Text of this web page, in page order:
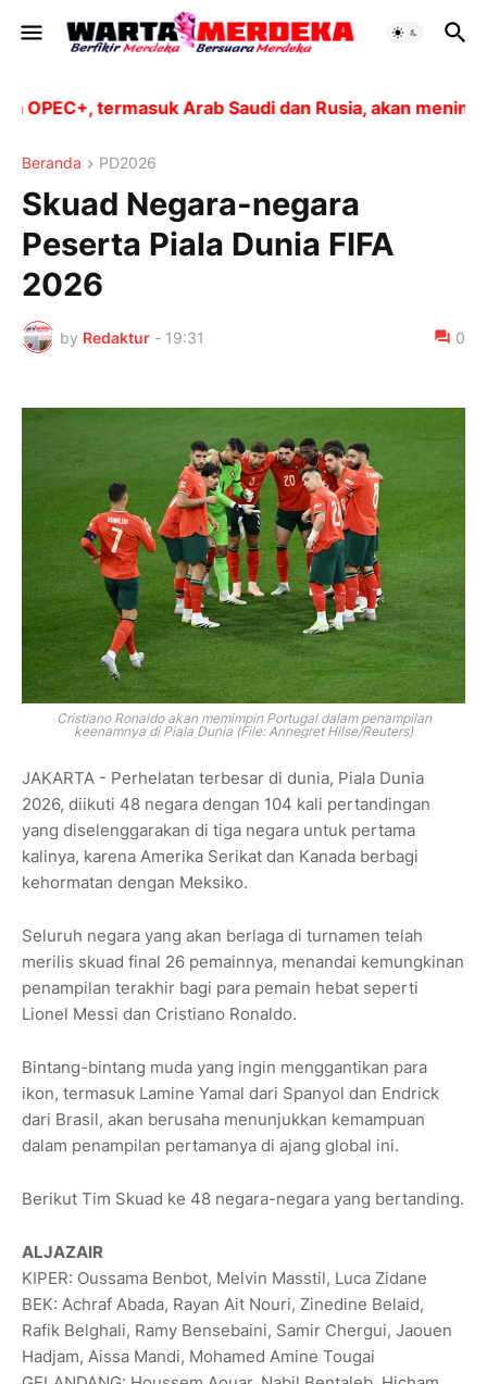
termasuk Arab Saudi dan Rusia, akan meningkatkan
Beranda PD2026
Skuad Negara-negara
Peserta Piala Dunia FIFA
2026
by Redaktur - 19:31 0
Cristiano Ronaldo akan memimpin Portugal dalam penampilan
keenamnya di Piala Dunia (File: Annegret Hilse/Reuters)
JAKARTA - Perhelatan terbesar di dunia, Piala Dunia
2026, diikuti 48 negara dengan 104 kali pertandingan
yang diselenggarakan di tiga negara untuk pertama
kalinya, karena Amerika Serikat dan Kanada berbagi
kehormatan dengan Meksiko.
Seluruh negara yang akan berlaga di turnamen telah
merilis skuad final 26 pemainnya, menandai kemungkinan
penampilan terakhir bagi para pemain hebat seperti
Lionel Messi dan Cristiano Ronaldo.
Bintang-bintang muda yang ingin menggantikan para
ikon, termasuk Lamine Yamal dari Spanyol dan Endrick
dari Brasil, akan berusaha menunjukkan kemampuan
dalam penampilan pertamanya di ajang global ini.
Berikut Tim Skuad ke 48 negara-negara yang bertanding.
ALJAZAIR
KIPER: Oussama Benbot, Melvin Masstil, Luca Zidane
BEK: Achraf Abada, Rayan Ait Nouri, Zinedine Belaid,
Rafik Belghali, Ramy ‌Bensebaini, Samir Chergui, Jaouen
Hadjam, Aissa Mandi, Mohamed Amine Tougai